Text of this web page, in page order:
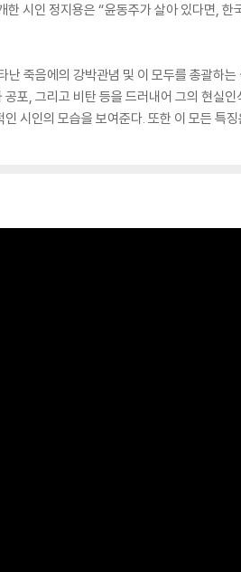
한 시인 정지용은 “윤동주가 살아 있다면,
죽음에의 강박관념 및 이 모두를 총괄하
포, 그리고 비탄 등을 드러내어 그의 현실
시인의 모습을 보여준다. 또한 이 모든 특